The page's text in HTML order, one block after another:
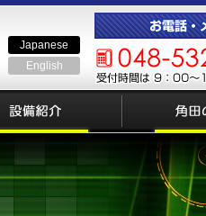
Japanese
English